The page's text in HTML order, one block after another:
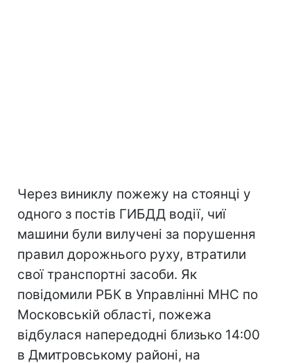
Через виниклу пожежу на стоянці у
одного з постів ГИБДД водії, чиї
машини були вилучені за порушення
правил дорожнього руху, втратили
свої транспортні засоби. Як
повідомили РБК в Управлінні МНС по
Московській області, пожежа
відбулася напередодні близько 14:00
в Дмитровському районі, на